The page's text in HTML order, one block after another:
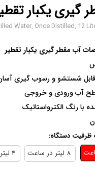
گیری یکبار
Water, Once Distilled, 12
آب مقطر گیری یکبار تقطیر
قابل شستشو و رسوب گیری
آب ورودی و خروجی
با رنگ الکترواستاتیک
ظرفیت دستگاه: